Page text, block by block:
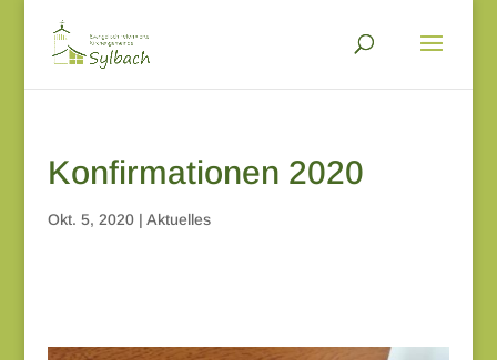
Konfirmationen 2020
Okt. 5, 2020| Aktuelles